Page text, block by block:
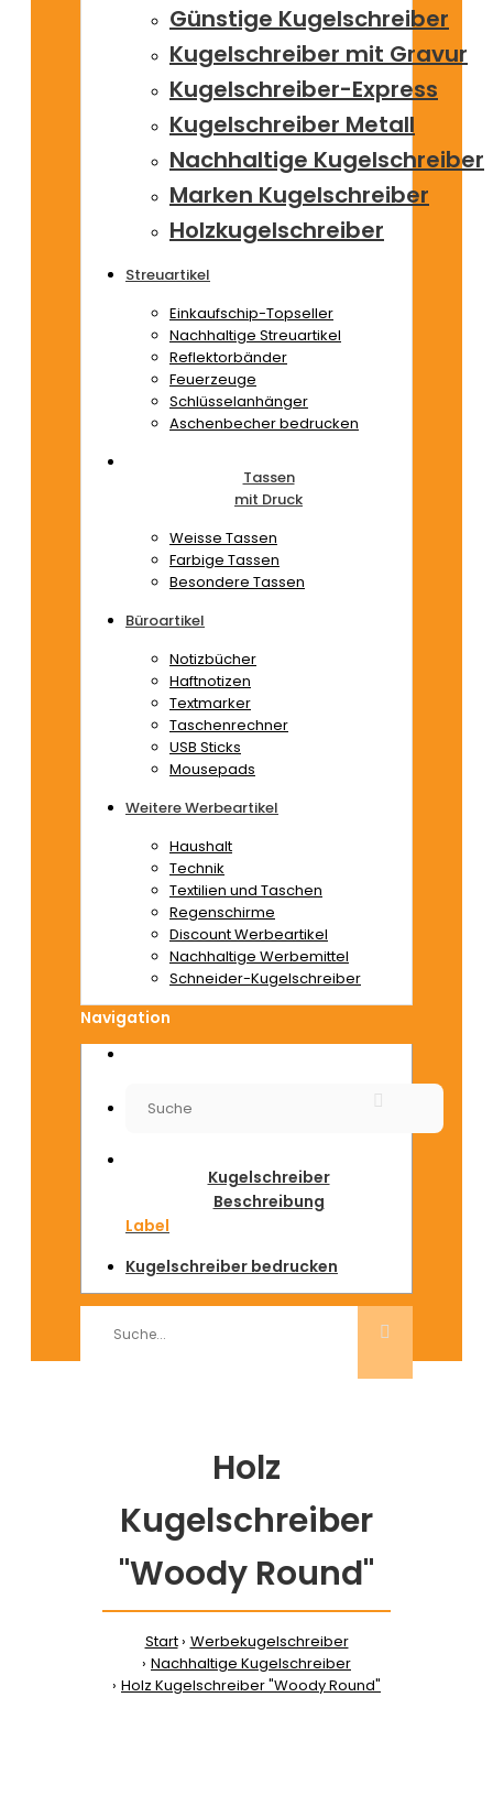
Günstige Kugelschreiber
Kugelschreiber mit Gravur
Kugelschreiber-Express
Kugelschreiber Metall
Nachhaltige Kugelschreiber
Marken Kugelschreiber
Holzkugelschreiber
Streuartikel
Einkaufschip-Topseller
Nachhaltige Streuartikel
Reflektorbänder
Feuerzeuge
Schlüsselanhänger
Aschenbecher bedrucken
Tassen
mit Druck
Weisse Tassen
Farbige Tassen
Besondere Tassen
Büroartikel
Notizbücher
Haftnotizen
Textmarker
Taschenrechner
USB Sticks
Mousepads
Weitere Werbeartikel
Haushalt
Technik
Textilien und Taschen
Regenschirme
Discount Werbeartikel
Nachhaltige Werbemittel
Schneider-Kugelschreiber
Navigation
Kugelschreiber
Beschreibung
Label
Kugelschreiber bedrucken
Holz
Kugelschreiber
"Woody Round"
Start
Werbekugelschreiber
Nachhaltige Kugelschreiber
Holz Kugelschreiber "Woody Round"